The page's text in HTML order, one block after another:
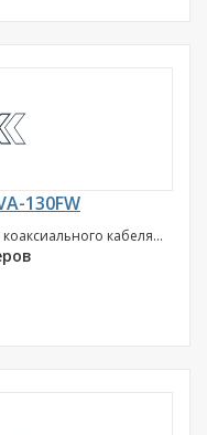
130FW
кабеля...